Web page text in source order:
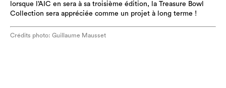
lorsque l’AIC en sera à sa troisième édition, la Treasure Bowl
Collection sera appréciée comme un projet à long terme !
Crédits photo: Guillaume Mausset